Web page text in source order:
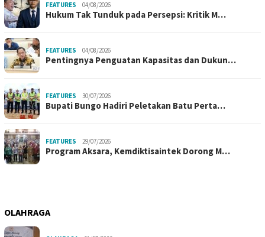
FEATURES 04/08/2026
Hukum Tak Tunduk pada Persepsi: Kritik M…
FEATURES 04/08/2026
Pentingnya Penguatan Kapasitas dan Dukun…
FEATURES 30/07/2026
Bupati Bungo Hadiri Peletakan Batu Perta…
FEATURES 29/07/2026
Program Aksara, Kemdiktisaintek Dorong M…
OLAHRAGA